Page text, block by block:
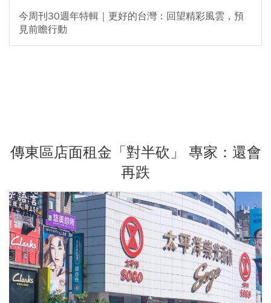
今周刊30週年特輯｜更好的台灣：回望精彩風雲，預
見前瞻行動
傳東區店面租金「對半砍」 專家：還會
再跌